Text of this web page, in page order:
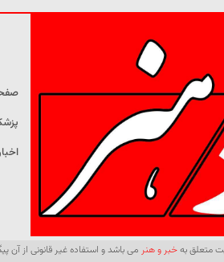
متعلق بهخبر و هنر می باشد و استفاده غیر قانونی از آن